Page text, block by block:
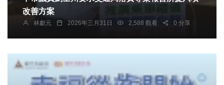
改善方案
林獻元 2026年三月31日 2,588 觀看 0 分享